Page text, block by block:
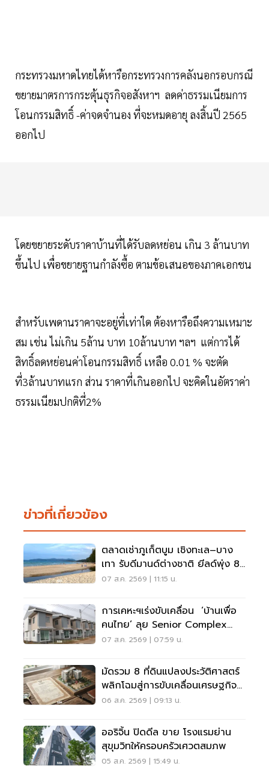
กระทรวงมหาดไทยได้หารือกระทรวงการคลังนอกรอบกรณี
ขยายมาตรการกระตุ้นธุรกิจอสังหาฯ ลดค่าธรรมเนียมการ
โอนกรรมสิทธิ์ -ค่าจดจำนอง ที่จะหมดอายุ ลงสิ้นปี 2565
ออกไป
โดยขยายระดับราคาบ้านที่ได้รับลดหย่อน เกิน 3 ล้านบาท
ขึ้นไป เพื่อขยายฐานกำลังซื้อ ตามข้อเสนอของภาคเอกชน
สำหรับเพดานราคาจะอยู่ที่เท่าใด ต้องหารือถึงความเหมาะ
สม เช่น ไม่เกิน 5ล้าน บาท 10ล้านบาท ฯลฯ แต่การได้
สิทธิ์ลดหย่อนค่าโอนกรรมสิทธิ์ เหลือ 0.01 % จะตัด
ที่3ล้านบาทแรก ส่วน ราคาที่เกินออกไป จะคิดในอัตราค่า
ธรรมเนียมปกติที่2%
ข่าวที่เกี่ยวข้อง
ตลาดเช่าภูเก็ตบูม เชิงทะเล–บาง
เทา รับดีมานด์ต่างชาติ ยีลด์พุ่ง 8-
12%
07 ส.ค. 2569 | 11:15 น.
การเคหะฯเร่งขับเคลื่อน ‘บ้านเพื่อ
คนไทย’ ลุย Senior Complex
ฟื้นฟูเมือง
07 ส.ค. 2569 | 07:59 น.
มัดรวม 8 ที่ดินแปลงประวัติศาสตร์
พลิกโฉมสู่การขับเคลื่อนเศรษฐกิจ
เมือง
06 ส.ค. 2569 | 09:13 น.
ออริจิ้น ปิดดีล ขาย โรงแรมย่าน
สุขุมวิทให้ครอบครัวเศวตสมภพ
05 ส.ค. 2569 | 15:49 น.